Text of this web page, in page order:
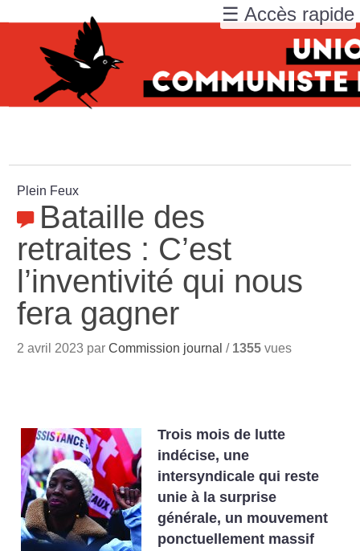
Plein Feux
Bataille des
retraites : C’est
l’inventivité qui nous
fera gagner
2 avril 2023 parCommission journal / 1355 vues
Trois mois de lutte
indécise, une
intersyndicale qui reste
unie à la surprise
générale, un mouvement
ponctuellement massif
☰ Accès rapide